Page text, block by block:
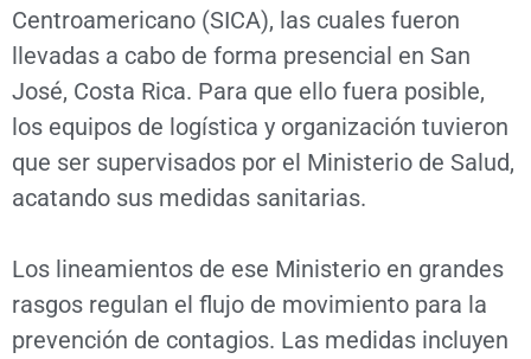
Centroamericano (SICA), las cuales fueron
llevadas a cabo de forma presencial en San
José, Costa Rica. Para que ello fuera posible,
los equipos de logística y organización tuvieron
que ser supervisados por el Ministerio de Salud,
acatando sus medidas sanitarias.
Los lineamientos de ese Ministerio en grandes
rasgos regulan el flujo de movimiento para la
prevención de contagios. Las medidas incluyen